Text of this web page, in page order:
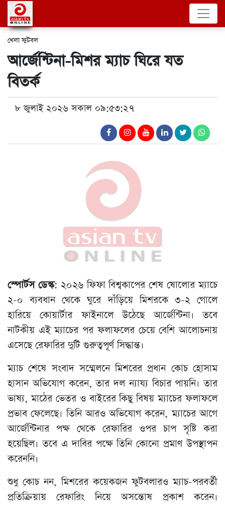
খেলা ফুটবল
আর্জেন্টিনা-মিশর ম্যাচ ঘিরে যত
বিতর্ক
৮ জুলাই ২০২৬ সকাল ০৯:৫৩:২৭
স্পোর্টস ডেস্ক: ২০২৬ ফিফা বিশ্বকাপের শেষ ষোলোর ম্যাচে
২-০ ব্যবধান থেকে ঘুরে দাঁড়িয়ে মিশরকে ৩-২ গোলে
হারিয়ে কোয়ার্টার ফাইনালে উঠেছে আর্জেন্টিনা। তবে
নাটকীয় এই ম্যাচের পর ফলাফলের চেয়ে বেশি আলোচনায়
এসেছে রেফারির দুটি গুরুত্বপূর্ণ সিদ্ধান্ত।
ম্যাচ শেষে সংবাদ সম্মেলনে মিশরের প্রধান কোচ হোসাম
হাসান অভিযোগ করেন, তার দল ন্যায্য বিচার পায়নি। তার
ভাষ্য, মাঠের ভেতর ও বাইরের কিছু বিষয় ম্যাচের ফলাফলে
প্রভাব ফেলেছে। তিনি আরও অভিযোগ করেন, ম্যাচের আগে
আর্জেন্টিনার পক্ষ থেকে রেফারির ওপর চাপ সৃষ্টি করা
হয়েছিল। তবে এ দাবির পক্ষে তিনি কোনো প্রমাণ উপস্থাপন
করেননি।
শুধু কোচ নন, মিশরের কয়েকজন ফুটবলারও ম্যাচ-পরবর্তী
প্রতিক্রিয়ায় রেফারিং নিয়ে অসন্তোষ প্রকাশ করেন।